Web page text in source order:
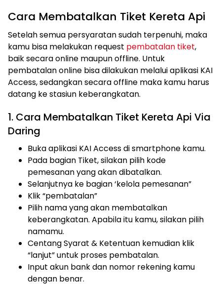
Cara Membatalkan Tiket Kereta Api
Setelah semua persyaratan sudah terpenuhi, maka
kamu bisa melakukan request pembatalan tiket,
baik secara online maupun offline. Untuk
pembatalan online bisa dilakukan melalui aplikasi KAI
Access, sedangkan secara offline maka kamu harus
datang ke stasiun keberangkatan.
1. Cara Membatalkan Tiket Kereta Api Via
Daring
Buka aplikasi KAI Access di smartphone kamu.
Pada bagian Tiket, silakan pilih kode
pemesanan yang akan dibatalkan.
Selanjutnya ke bagian ‘kelola pemesanan”
Klik “pembatalan”
Pilih nama yang akan membatalkan
keberangkatan. Apabila itu kamu, silakan pilih
namamu.
Centang Syarat & Ketentuan kemudian klik
“lanjut” untuk proses pembatalan.
Input akun bank dan nomor rekening kamu
dengan benar.